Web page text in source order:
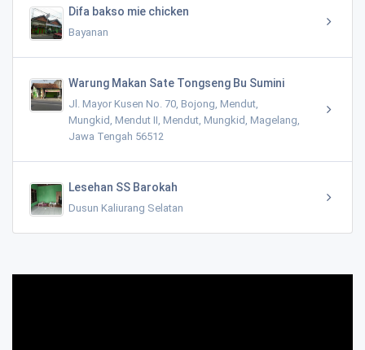
Difa bakso mie chicken
Bayanan
Warung Makan Sate Tongseng Bu Sumini
Jl. Mayor Kusen No. 70, Bojong, Mendut,
Mungkid, Mendut II, Mendut, Mungkid, Magelang,
Jawa Tengah 56512
Lesehan SS Barokah
Dusun Kaliurang Selatan